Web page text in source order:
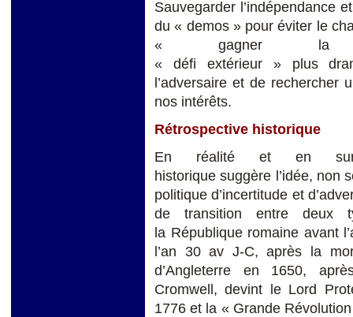
Sauvegarder l’indépendance
du « demos » pour éviter le
« gagner
« défi extérieur » plus
l’adversaire et de rechercher
nos intérêts.
Rétrospective historique
En réalité et en
historique suggère l’idée, non
politique d’incertitude et
de transition entre deux
la République romaine avant
l’an 30 av J-C, après la
d’Angleterre en 1650,
Cromwell, devint le Lord
1776 et la « Grande